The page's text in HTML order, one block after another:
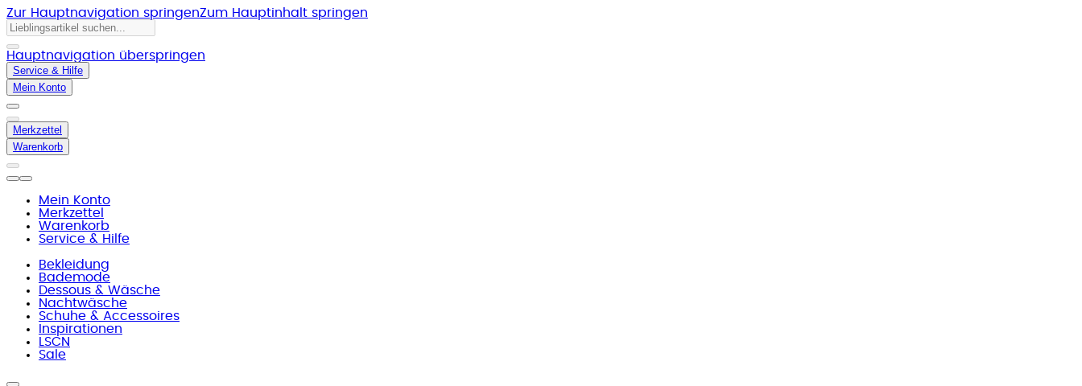
Zur Hauptnavigation springenZum Hauptinhalt springen
Hauptnavigation überspringen
Service & Hilfe
Mein Konto
Merkzettel
Warenkorb
Mein Konto
Merkzettel
Warenkorb
Service & Hilfe
Bekleidung
Bademode
Dessous & Wäsche
Nachtwäsche
Schuhe & Accessoires
Inspirationen
LSCN
Sale